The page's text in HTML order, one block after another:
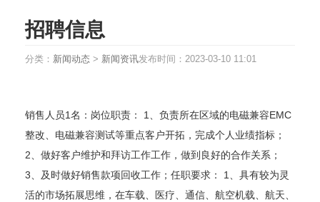
招聘信息
分类： 新闻动态 > 新闻资讯发布时间： 2023-03-10 11:01
销售人员1名：岗位职责： 1、负责所在区域的电磁兼容EMC
整改、电磁兼容测试等重点客户开拓，完成个人业绩指标；
2、做好客户维护和拜访工作工作，做到良好的合作关系；
3、及时做好销售款项回收工作；任职要求： 1、具有较为灵
活的市场拓展思维，在车载、医疗、通信、航空机载、航天、